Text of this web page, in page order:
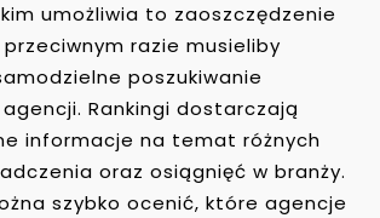
umożliwia to zaoszczędzenie
razie musieliby
poszukiwanie
Rankingi dostarczają
informacje na temat różnych
oraz osiągnięć w branży.
szybko ocenić, które agencje